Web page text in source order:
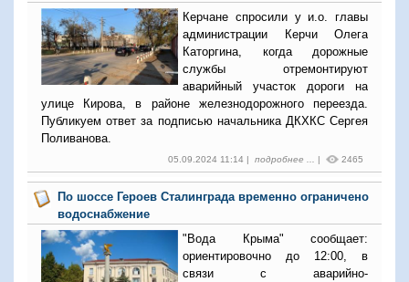
Керчане спросили у и.о. главы
администрации Керчи Олега
Каторгина, когда дорожные
службы отремонтируют
аварийный участок дороги на
улице Кирова, в районе железнодорожного переезда.
Публикуем ответ за подписью начальника ДКХКС Сергея
Поливанова.
05.09.2024 11:14 | подробнее ... | 2465
По шоссе Героев Сталинграда временно ограничено
водоснабжение
"Вода Крыма" сообщает:
ориентировочно до 12:00, в
связи с аварийно-